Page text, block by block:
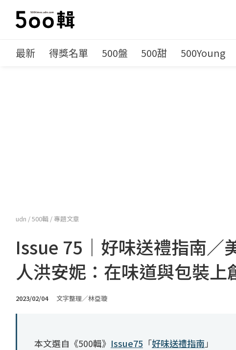
最新 得獎名單 500盤 500甜 500Young
udn /500輯 /專題文章
Issue 75｜好味送禮指南
人洪安妮：在味道與包裝上
2023/02/04 文字整理／林亞璇
本文選自《500輯》 Issue75 「好味送禮指南 」